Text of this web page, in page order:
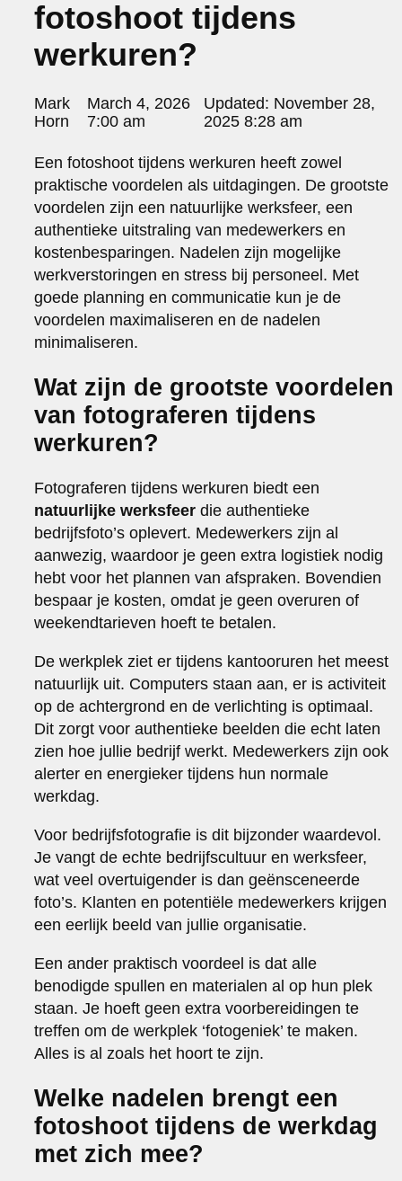
portraits 2
portraits 3
fd gazellen 2014
sanoma view 2014 – annual report
het zuiderlicht
thomas van luyn
parool christmas special
editorial
travel
commercial
fashion
contact
info@markhorn.nl
+31650600601
about
fotoshoot tijdens
werkuren?
Posted
by:
Mark
Horn
March 4, 2026
7:00 am
Updated: November 28,
2025 8:28 am
Een fotoshoot tijdens werkuren heeft zowel
praktische voordelen als uitdagingen. De grootste
voordelen zijn een natuurlijke werksfeer, een
authentieke uitstraling van medewerkers en
kostenbesparingen. Nadelen zijn mogelijke
werkverstoringen en stress bij personeel. Met
goede planning en communicatie kun je de
voordelen maximaliseren en de nadelen
minimaliseren.
Wat zijn de grootste voordelen
van fotograferen tijdens
werkuren?
Fotograferen tijdens werkuren biedt een
natuurlijke werksfeer die authentieke
bedrijfsfoto’s oplevert. Medewerkers zijn al
aanwezig, waardoor je geen extra logistiek nodig
hebt voor het plannen van afspraken. Bovendien
bespaar je kosten, omdat je geen overuren of
weekendtarieven hoeft te betalen.
De werkplek ziet er tijdens kantooruren het meest
natuurlijk uit. Computers staan aan, er is activiteit
op de achtergrond en de verlichting is optimaal.
Dit zorgt voor authentieke beelden die echt laten
zien hoe jullie bedrijf werkt. Medewerkers zijn ook
alerter en energieker tijdens hun normale
werkdag.
Voor bedrijfsfotografie is dit bijzonder waardevol.
Je vangt de echte bedrijfscultuur en werksfeer,
wat veel overtuigender is dan geënsceneerde
foto’s. Klanten en potentiële medewerkers krijgen
een eerlijk beeld van jullie organisatie.
Een ander praktisch voordeel is dat alle
benodigde spullen en materialen al op hun plek
staan. Je hoeft geen extra voorbereidingen te
treffen om de werkplek ‘fotogeniek’ te maken.
Alles is al zoals het hoort te zijn.
Welke nadelen brengt een
fotoshoot tijdens de werkdag
met zich mee?